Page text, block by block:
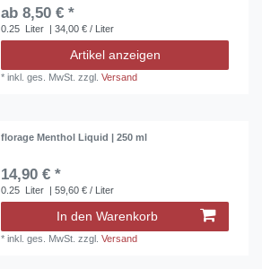
ab 8,50 € *
0.25 Liter | 34,00 € / Liter
Artikel anzeigen
*inkl. ges. MwSt. zzgl.Versand
florage Menthol Liquid | 250 ml
14,90 € *
0.25 Liter | 59,60 € / Liter
In den Warenkorb
*inkl. ges. MwSt. zzgl.Versand